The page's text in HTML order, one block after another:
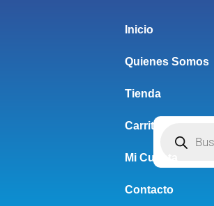
Inicio
Quienes Somos
Tienda
Carrito
Mi Cuenta
Contacto